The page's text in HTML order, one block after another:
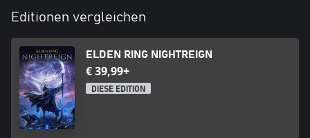
Editionen vergleichen
ELDEN RING NIGHTREIGN
€ 39,99+
DIESE EDITION